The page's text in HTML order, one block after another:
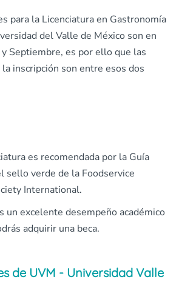
para la Licenciatura en Gastronomía
del Valle de México son en
Septiembre, es por ello que las
inscripción son entre esos dos
es recomendada por la Guía
sello verde de la Foodservice
International.
un excelente desempeño académico
adquirir una beca.
de UVM - Universidad Valle